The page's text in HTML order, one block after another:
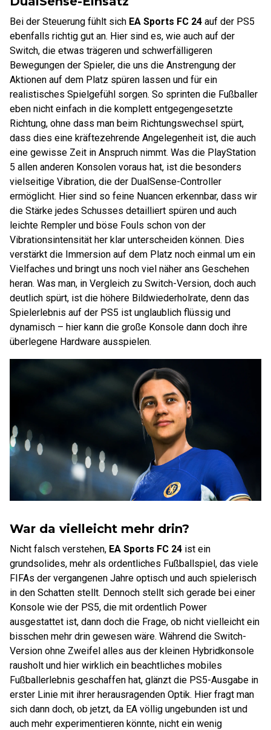
Bei der Steuerung fühlt sich EA Sports FC 24 auf der PS5
ebenfalls richtig gut an. Hier sind es, wie auch auf der
Switch, die etwas trägeren und schwerfälligeren
Bewegungen der Spieler, die uns die Anstrengung der
Aktionen auf dem Platz spüren lassen und für ein
realistisches Spielgefühl sorgen. So sprinten die Fußballer
eben nicht einfach in die komplett entgegengesetzte
Richtung, ohne dass man beim Richtungswechsel spürt,
dass dies eine kräftezehrende Angelegenheit ist, die auch
eine gewisse Zeit in Anspruch nimmt. Was die PlayStation
5 allen anderen Konsolen voraus hat, ist die besonders
vielseitige Vibration, die der DualSense-Controller
ermöglicht. Hier sind so feine Nuancen erkennbar, dass wir
die Stärke jedes Schusses detailliert spüren und auch
leichte Rempler und böse Fouls schon von der
Vibrationsintensität her klar unterscheiden können. Dies
verstärkt die Immersion auf dem Platz noch einmal um ein
Vielfaches und bringt uns noch viel näher ans Geschehen
heran. Was man, in Vergleich zu Switch-Version, doch auch
deutlich spürt, ist die höhere Bildwiederholrate, denn das
Spielerlebnis auf der PS5 ist unglaublich flüssig und
dynamisch – hier kann die große Konsole dann doch ihre
überlegene Hardware ausspielen.
War da vielleicht mehr drin?
Nicht falsch verstehen, EA Sports FC 24 ist ein
grundsolides, mehr als ordentliches Fußballspiel, das viele
FIFAs der vergangenen Jahre optisch und auch spielerisch
in den Schatten stellt. Dennoch stellt sich gerade bei einer
Konsole wie der PS5, die mit ordentlich Power
ausgestattet ist, dann doch die Frage, ob nicht vielleicht ein
bisschen mehr drin gewesen wäre. Während die Switch-
Version ohne Zweifel alles aus der kleinen Hybridkonsole
rausholt und hier wirklich ein beachtliches mobiles
Fußballerlebnis geschaffen hat, glänzt die PS5-Ausgabe in
erster Linie mit ihrer herausragenden Optik. Hier fragt man
sich dann doch, ob jetzt, da EA völlig ungebunden ist und
auch mehr experimentieren könnte, nicht ein wenig